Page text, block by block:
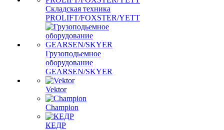
Складская техника
PROLIFT/FOXSTER/YETT
Грузоподьемное
оборудование
GEARSEN/SKYER
Vektor
Champion
КЕДР